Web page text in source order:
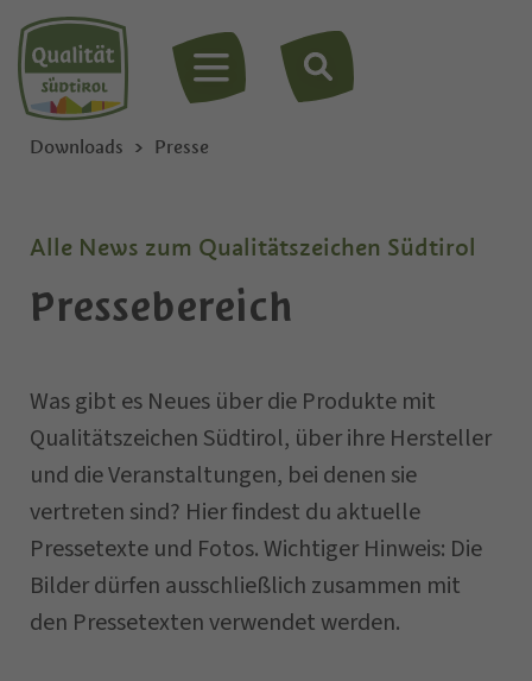
MENÜ
Downloads Presse
Alle News zum Qualitätszeichen Südtirol
Pressebereich
Was gibt es Neues über die Produkte mit
Qualitätszeichen Südtirol, über ihre Hersteller
und die Veranstaltungen, bei denen sie
vertreten sind? Hier findest du aktuelle
Pressetexte und Fotos. Wichtiger Hinweis: Die
Bilder dürfen ausschließlich zusammen mit
den Pressetexten verwendet werden.